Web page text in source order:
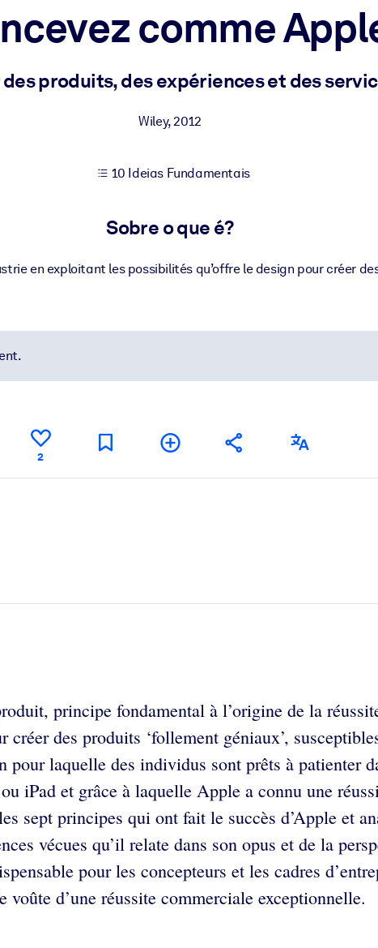
confiável e pronto para uso.
para melhorar os resultados.
comme
produits, des expériences et des
Wiley,2012
10 Ideias Fundamentais
Sobre o que é?
en exploitant les possibilités qu’offre le design pour créer
2
principe fondamental à l’origine de la
des produits ‘follement géniaux’,
laquelle des individus sont prêts à patienter
iPad et grâce à laquelle Apple a connu une
sept principes qui ont fait le succès d’Apple et
vécues qu’il relate dans son opus et de la
pour les concepteurs et les cadres
d’une réussite commerciale exceptionnelle.